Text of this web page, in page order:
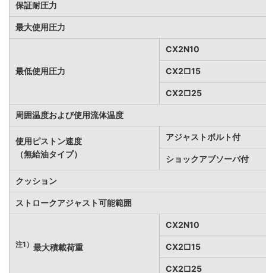
保証耐圧力
最大使用圧力
最低使用圧力
CX2N10
CX2□15
CX2□25
周囲温度および使用流体温度
使用ピストン速度
（無給油タイプ）
アジャストボルト付
ショックアブソーバ付
クッション
ストロークアジャスト可能範囲
注1） 最大積載荷重
CX2N10
CX2□15
CX2□25